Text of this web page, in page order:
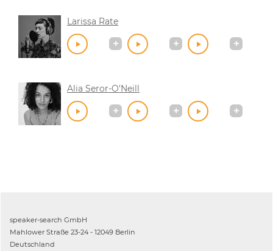
Larissa Rate
Alia Seror-O'Neill
speaker-search GmbH
Mahlower Straße 23-24 - 12049 Berlin
Deutschland